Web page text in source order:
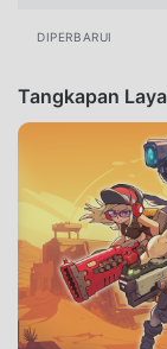
DIPERBARUI
Tangkapan